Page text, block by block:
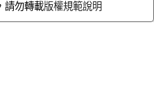
請勿轉載版權規範說明